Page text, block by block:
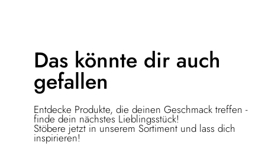
Das könnte dir auch
gefallen
Entdecke Produkte, die deinen Geschmack treffen -
finde dein nächstes Lieblingsstück!
Stöbere jetzt in unserem Sortiment und lass dich
inspirieren!